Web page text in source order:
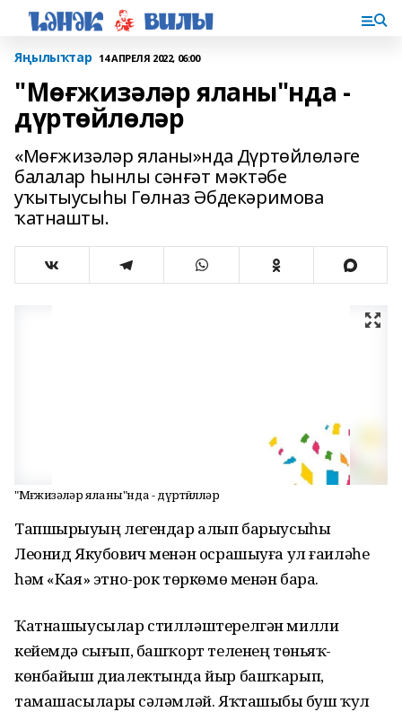
Яңылыҡтар 14 АПРЕЛЯ 2022, 06:00
"Мөғжизәләр яланы"нда -
дүртөйлөләр
«Мөғжизәләр яланы»нда Дүртөйлөләге
балалар һынлы сәнғәт мәктәбе
уҡытыусыһы Гөлназ Әбдекәримова
ҡатнашты.
"Мөғжизәләр яланы"нда - дүртөйлөләр
Тапшырыуҙың легендар алып барыусыһы
Леонид Якубович менән осрашыуға ул ғаиләһе
һәм «Кая» этно-рок төркөмө менән бара.
Ҡатнашыусылар стилләштерелгән милли
кейемдә сығып, башҡорт теленең төньяҡ-
көнбайыш диалектында йыр башҡарып,
тамашасыларҙы сәләмләй. Яҡташыбыҙ буш ҡул